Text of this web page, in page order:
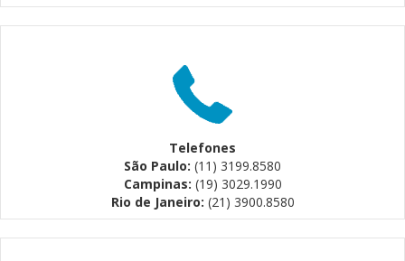
Telefones
São Paulo: (11) 3199.8580
Campinas: (19) 3029.1990
Rio de Janeiro: (21) 3900.8580